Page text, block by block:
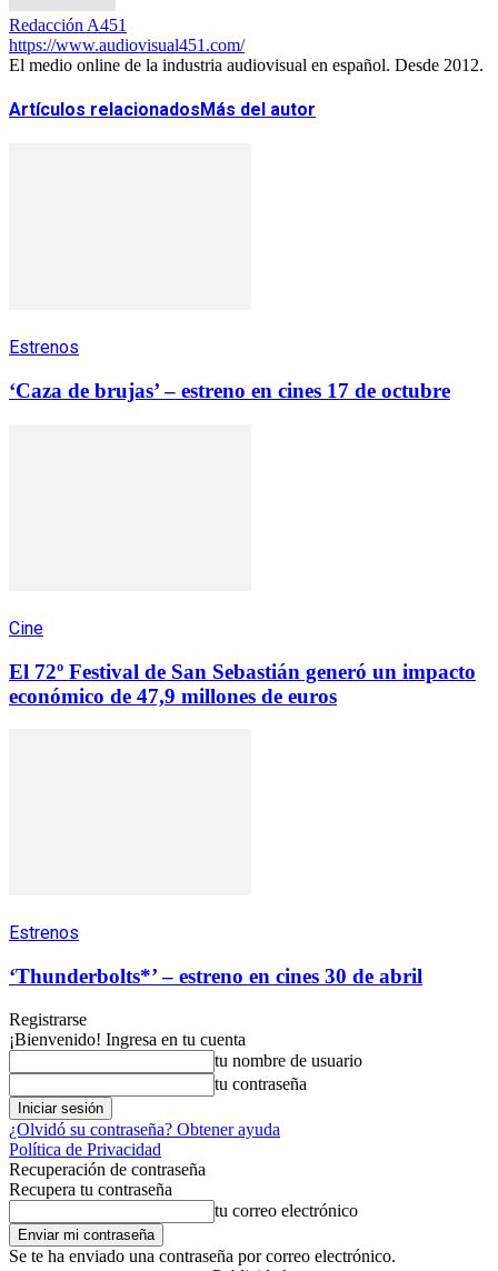
Redacción A451
https://www.audiovisual451.com/
El medio online de la industria audiovisual en español. Desde 2012.
Artículos relacionadosMás del autor
Estrenos
‘Caza de brujas’ – estreno en cines 17 de octubre
Cine
El 72º Festival de San Sebastián generó un impacto
económico de 47,9 millones de euros
Estrenos
‘Thunderbolts*’ – estreno en cines 30 de abril
Registrarse
¡Bienvenido! Ingresa en tu cuenta
tu nombre de usuario
tu contraseña
¿Olvidó su contraseña? Obtener ayuda
Política de Privacidad
Recuperación de contraseña
Recupera tu contraseña
tu correo electrónico
Se te ha enviado una contraseña por correo electrónico.